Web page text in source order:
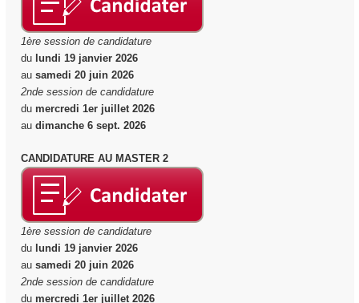
1ère session de candidature
dulundi 19 janvier 2026
au samedi 20 juin 2026
2nde session de candidature
dumercredi 1er juillet 2026
au dimanche 6 sept. 2026
CANDIDATURE AU MASTER 2
1ère session de candidature
dulundi 19 janvier 2026
au samedi 20 juin 2026
2nde session de candidature
dumercredi 1er juillet 2026